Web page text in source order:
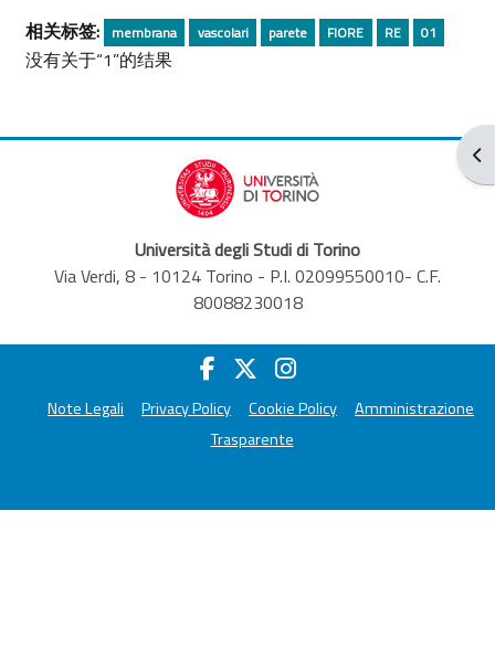
打
相关标签: membrana vascolari parete FIORE RE 01
没有关于“1”的结果
Università degli Studi di Torino
Via Verdi, 8 - 10124 Torino - P.I. 02099550010- C.F.
80088230018
Note Legali Privacy Policy Cookie Policy
Amministrazione
Trasparente